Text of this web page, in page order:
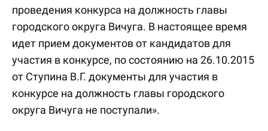
проведения конкурса на должность главы
городского округа Вичуга. В настоящее время
идет прием документов от кандидатов для
участия в конкурсе, по состоянию на 26.10.2015
от Ступина В.Г. документы для участия в
конкурсе на должность главы городского
округа Вичуга не поступали».